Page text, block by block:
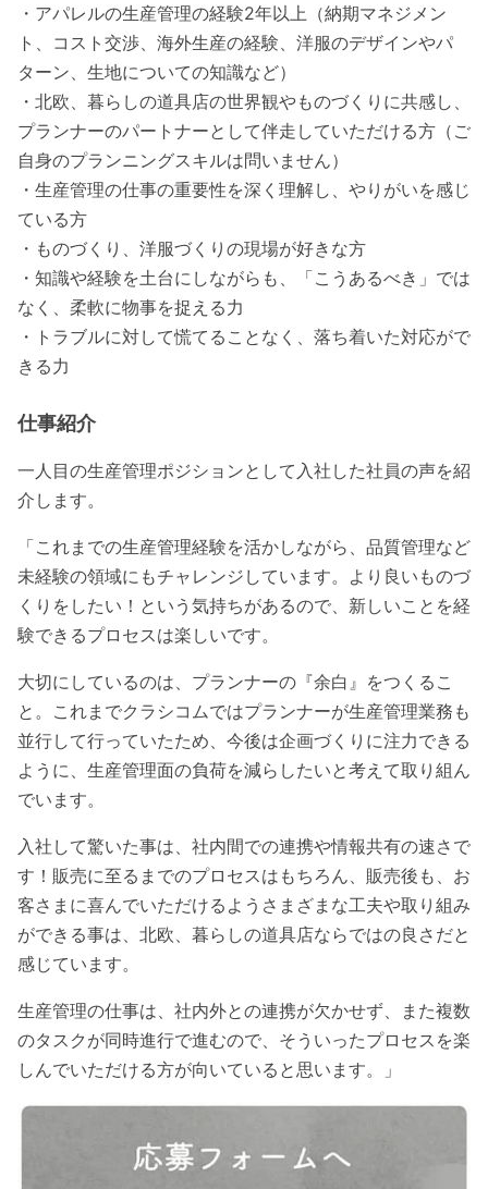
・アパレルの生産管理の経験2年以上（納期マネジメン
ト、コスト交渉、海外生産の経験、洋服のデザインやパ
ターン、生地についての知識など）
・北欧、暮らしの道具店の世界観やものづくりに共感し、
プランナーのパートナーとして伴走していただける方（ご
自身のプランニングスキルは問いません）
・生産管理の仕事の重要性を深く理解し、やりがいを感じ
ている方
・ものづくり、洋服づくりの現場が好きな方
・知識や経験を土台にしながらも、「こうあるべき」では
なく、柔軟に物事を捉える力
・トラブルに対して慌てることなく、落ち着いた対応がで
きる力
仕事紹介
一人目の生産管理ポジションとして入社した社員の声を紹
介します。
「これまでの生産管理経験を活かしながら、品質管理など
未経験の領域にもチャレンジしています。より良いものづ
くりをしたい！という気持ちがあるので、新しいことを経
験できるプロセスは楽しいです。
大切にしているのは、プランナーの『余白』をつくるこ
と。これまでクラシコムではプランナーが生産管理業務も
並行して行っていたため、今後は企画づくりに注力できる
ように、生産管理面の負荷を減らしたいと考えて取り組ん
でいます。
入社して驚いた事は、社内間での連携や情報共有の速さで
す！販売に至るまでのプロセスはもちろん、販売後も、お
客さまに喜んでいただけるようさまざまな工夫や取り組み
ができる事は、北欧、暮らしの道具店ならではの良さだと
感じています。
生産管理の仕事は、社内外との連携が欠かせず、また複数
のタスクが同時進行で進むので、そういったプロセスを楽
しんでいただける方が向いていると思います。」